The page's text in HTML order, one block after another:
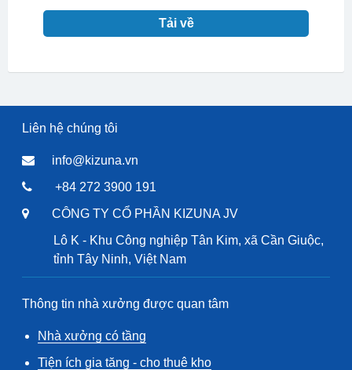
Tải về
Liên hệ chúng tôi
info@kizuna.vn
+84 272 3900 191
CÔNG TY CỔ PHẦN KIZUNA JV
Lô K - Khu Công nghiệp Tân Kim, xã Cần Giuộc,
tỉnh Tây Ninh, Việt Nam
Thông tin nhà xưởng được quan tâm
Nhà xưởng có tầng
Tiện ích gia tăng - cho thuê kho